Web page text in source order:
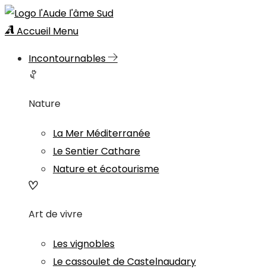
Accueil Menu
Incontournables
Nature
La Mer Méditerranée
Le Sentier Cathare
Nature et écotourisme
Art de vivre
Les vignobles
Le cassoulet de Castelnaudary